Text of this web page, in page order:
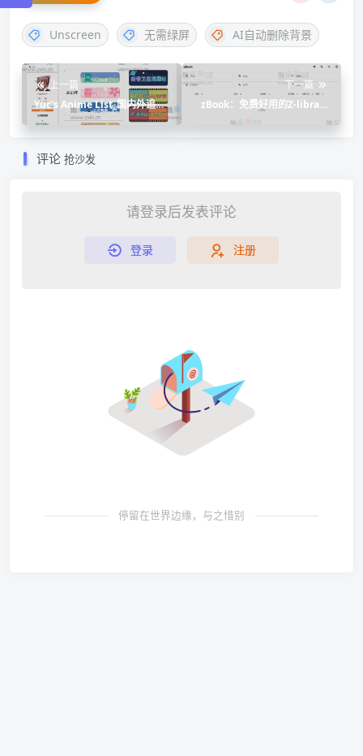
Unscreen 无需绿屏 AI自动删除背景
上一篇
Yuc's Anime List_国内外追番
网站，免费追踪最新番剧资源
下一篇
zBook：免费好用的Z-library
电子书下载网站
评论 抢沙发
请登录后发表评论
登录 注册
停留在世界边缘，与之惜别